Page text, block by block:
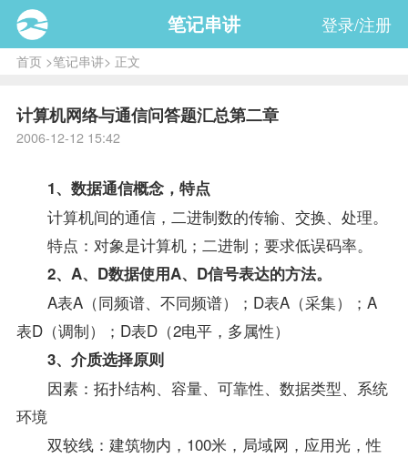
笔记串讲 登录/注册
首页>笔记串讲> 正文
计算机网络与通信问答题汇总第二章
2006-12-12 15:42
1、数据通信概念，特点
计算机间的通信，二进制数的传输、交换、处理。
特点：对象是计算机；二进制；要求低误码率。
2、A、D数据使用A、D信号表达的方法。
A表A（同频谱、不同频谱）；D表A（采集）；A
表D（调制）；D表D（2电平，多属性）
3、介质选择原则
因素：拓扑结构、容量、可靠性、数据类型、系统
环境
双较线：建筑物内，100米，局域网，应用光，性